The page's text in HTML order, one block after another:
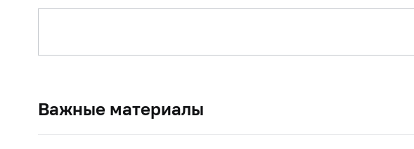
Важные материалы